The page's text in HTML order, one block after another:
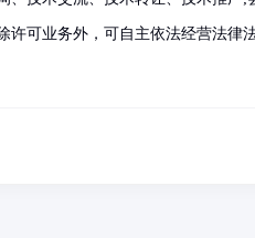
许可业务外，可自主依法经营法律